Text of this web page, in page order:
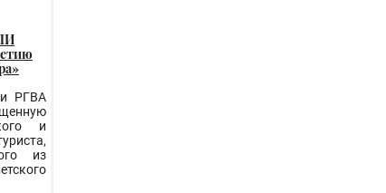
РГВА
и
из